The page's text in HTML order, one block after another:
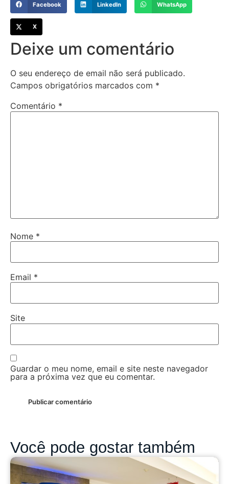
Facebook LinkedIn WhatsApp
X
Deixe um comentário
O seu endereço de email não será publicado.
Campos obrigatórios marcados com *
Comentário *
Nome *
Email *
Site
Guardar o meu nome, email e site neste navegador
para a próxima vez que eu comentar.
Você pode gostar também